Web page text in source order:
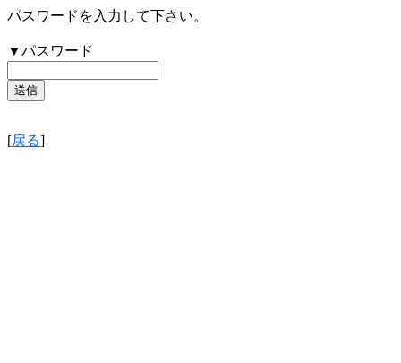
パスワードを入力して下さい。
▼パスワード
[戻る]